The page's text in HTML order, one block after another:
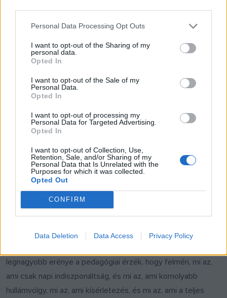
Personal Data Processing Opt Outs
I want to opt-out of the Sharing of my
personal data.
Opted In
I want to opt-out of the Sale of my
Personal Data.
Opted In
I want to opt-out of processing my
Personal Data for Targeted Advertising.
Opted In
I want to opt-out of Collection, Use,
Retention, Sale, and/or Sharing of my
Personal Data that Is Unrelated with the
Purposes for which it was collected.
Opted Out
CONFIRM
Data Deletion Data Access Privacy Policy
kényszer a leginkább megterhelő. Mindig bennem van a
kétely, hogy elég vagyok-e az aktuális feladathoz, meg
tudom-e úgy csinálni, ahogy én szeretném és ahogy tőlem
elvárják, hogy ez-e az én pályám.
Veszélyes tud lenni, ha ezek a bizonytalanságok
eluralkodnak egy színészen. Téged mi vagy ki tud egy
ilyen állapotból kibillenteni?
Valóban van egy határ, ami után minden kételyt el kell
engedni, mert görcsökkel képtelenség az előrelépés.
Szerencsés vagyok: a feleségem mindig kihúz ezekből a
gödrökből, ő tud olyat mondani, amitől új lendületet kapok a
főpróbahétre. És természetesen a kollégáimra is
legnagyobb erénye a pedagógiai érzék, hogy felméri, mi az,
ami csak napi indiszponáltság, és mi az, ami komolyabb
hullámvölgy, mi az, ami kísérletezés, és mi az, ami a teljes